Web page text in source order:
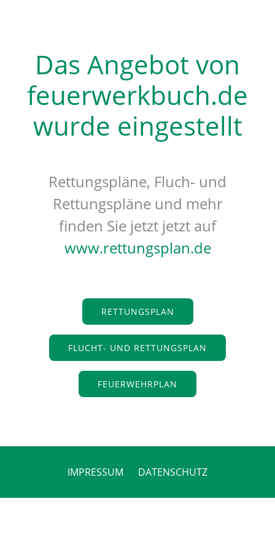
Das Angebot von
feuerwerkbuch.de
wurde eingestellt
Rettungspläne, Fluch- und
Rettungspläne und mehr
finden Sie jetzt jetzt auf
www.rettungsplan.de
RETTUNGSPLAN
FLUCHT- UND RETTUNGSPLAN
FEUERWEHRPLAN
IMPRESSUM DATENSCHUTZ